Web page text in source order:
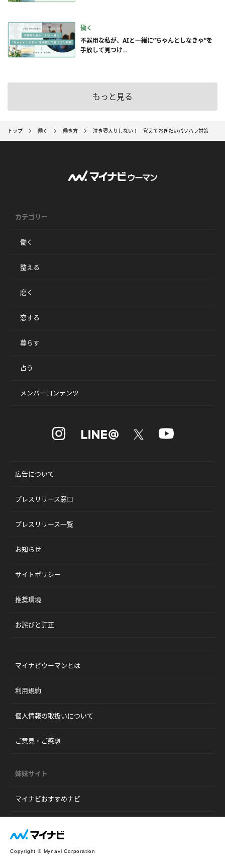
働く
不器用な私が、AIと一緒に”ちゃんとしなきゃ”を
手放して見つけ...
もっと見る
トップ 働く 働き方 泣き寝入りしない！ 覚えておきたいパワハラ対策
カテゴリー
働く
整える
磨く
恋する
暮らす
占う
メンバーコンテンツ
広告について
プレスリリース窓口
プレスリリース一覧
お知らせ
サイトポリシー
推奨環境
お詫びと訂正
マイナビウーマンとは
利用規約
個人情報の取扱いについて
ご意見・ご感想
姉妹サイト
マイナビおすすめナビ
Copyright © Mynavi Corporation